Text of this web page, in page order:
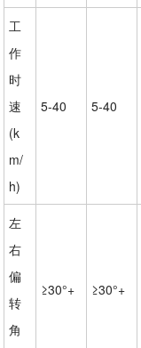
工
作
时
速
(k
m/
h)
5-40 5-40
左
右
偏
转
角
≥30°+ ≥30°+